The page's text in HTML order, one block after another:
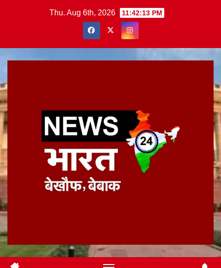
Thu. Aug 6th, 2026 11:42:14 PM